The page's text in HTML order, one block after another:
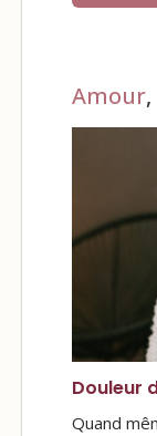
Amour,
Douleur
Quand